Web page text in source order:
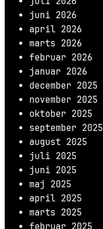
juni 2026
april 2026
marts 2026
februar 2026
januar 2026
december 2025
november 2025
oktober 2025
september 2025
august 2025
juli 2025
juni 2025
maj 2025
april 2025
marts 2025